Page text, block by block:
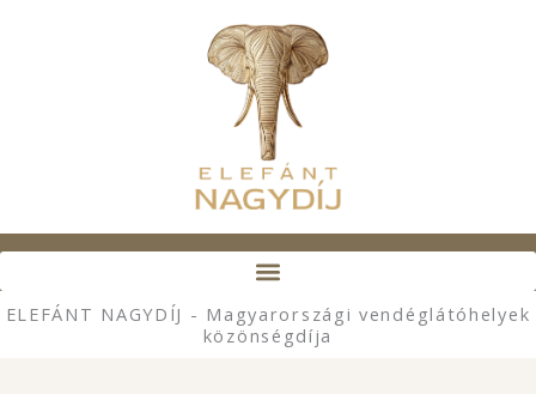
ELEFÁNT NAGYDÍJ - Magyarországi vendéglátóhelyek
közönségdíja